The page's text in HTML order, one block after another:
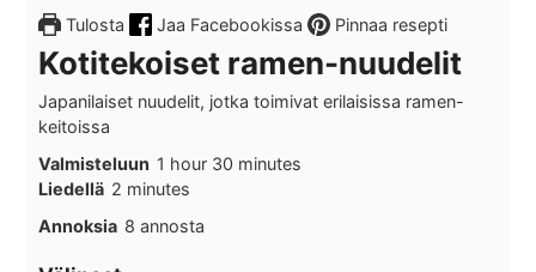
Tulosta Jaa Facebookissa Pinnaa resepti
Kotitekoiset ramen-nuudelit
Japanilaiset nuudelit, jotka toimivat erilaisissa ramen-
keitoissa
Valmisteluun 1 hour
hour 30 minutes
minutes
Liedellä 2 minutes
minutes
Annoksia 8 annosta